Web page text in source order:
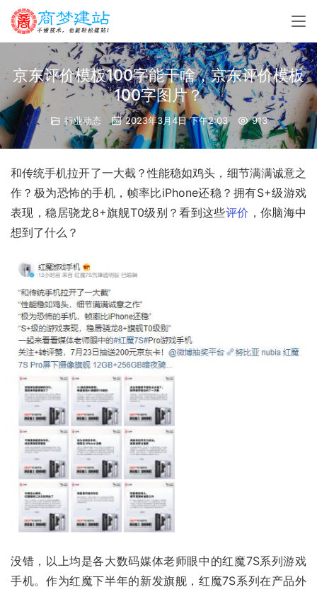
京东评价模板100字能干啥，京东评价模板
100字图片？
行业动态 2023年3月4日 下午2:03 913
和传统手机拉开了一大截？性能稳如鸡头，细节满满诚意之
作？极为恐怖的手机， 帧率比iPhone还稳？拥有S+级游戏
表现，稳居骁龙8+旗舰T0级别？看到这些评价 ，你脑海中
想到了什么？
没错，以上均是各大数码媒体老师眼中的红魔7S系列游戏
手机。作为红魔下半年的新发旗舰，红魔7S系列在产品外